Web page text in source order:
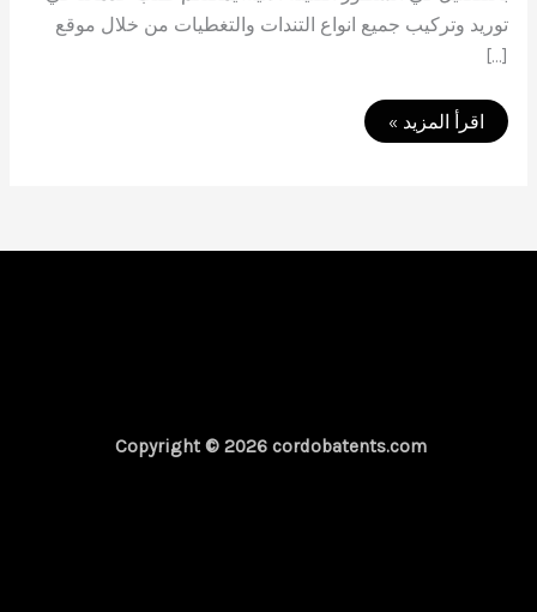
توريد وتركيب جميع انواع التندات والتغطيات من خلال موقع
[…]
اسعار
مظلات
تندات
اقرأ المزيد »
Copyright © 2026 cordobatents.com